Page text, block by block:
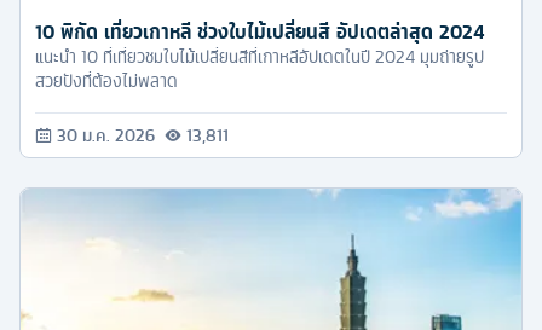
10 พิกัด เที่ยวเกาหลี ช่วงใบไม้เปลี่ยนสี อัปเดตล่าสุด 2024
แนะนำ 10 ที่เที่ยวชมใบไม้เปลี่ยนสีที่เกาหลีอัปเดตในปี 2024 มุมถ่ายรูป
สวยปังที่ต้องไม่พลาด
30 ม.ค. 2026 13,811